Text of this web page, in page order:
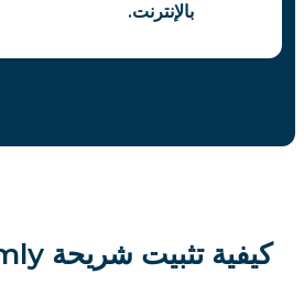
بالإنترنت.
كيفية تثبيت شريحة iRoamly للسفر